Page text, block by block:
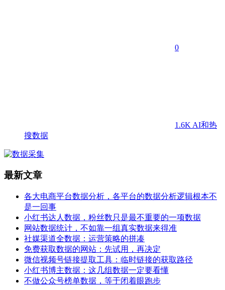
0
1.6K AI和热
搜数据
最新文章
各大电商平台数据分析，各平台的数据分析逻辑根本不
是一回事
小红书达人数据，粉丝数只是最不重要的一项数据
网站数据统计，不如靠一组真实数据来得准
社媒渠道全数据：运营策略的拼凑
免费获取数据的网站：先试用，再决定
微信视频号链接提取工具：临时链接的获取路径
小红书博主数据：这几组数据一定要看懂
不做公众号榜单数据，等于闭着眼跑步